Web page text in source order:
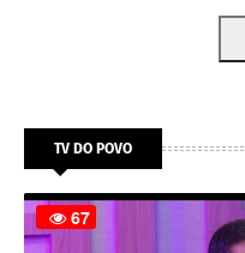
TV DO POVO